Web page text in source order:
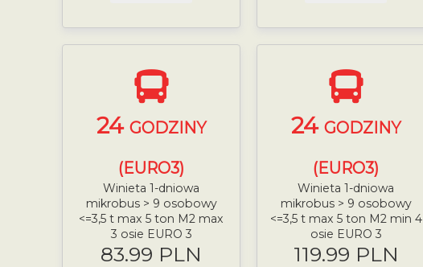
24 GODZINY
(EURO3)
Winieta 1-dniowa
mikrobus > 9 osobowy
<=3,5 t max 5 ton M2 max
3 osie EURO 3
83.99 PLN
24 GODZINY
(EURO3)
Winieta 1-dniowa
mikrobus > 9 osobowy
<=3,5 t max 5 ton M2 min 4
osie EURO 3
119.99 PLN